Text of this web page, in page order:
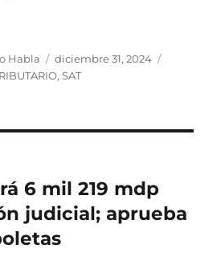
Habla
P
u
o
e
diciembre 31, 2024
s
,SAT
6 mil 219 mdp
judicial; aprueba